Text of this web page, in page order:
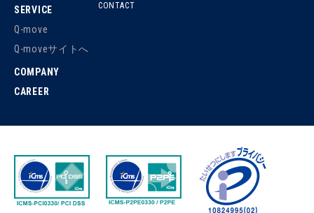
SERVICE
Q-move
Q-moveサイトへ
COMPANY
CAREER
CONTACT